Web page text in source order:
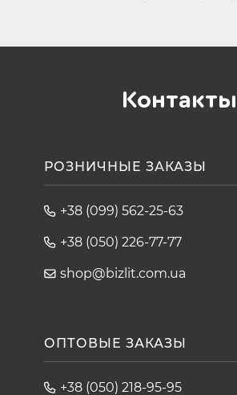
Контакты
РОЗНИЧНЫЕ ЗАКАЗЫ
+38 (099) 562-25-63
+38 (050) 226-77-77
shop@bizlit.com.ua
ОПТОВЫЕ ЗАКАЗЫ
+38 (050) 218-95-95